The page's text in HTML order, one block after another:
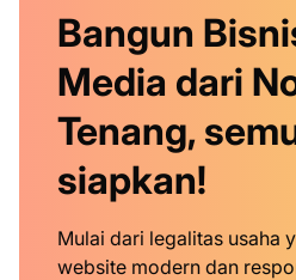
Bangun
Media dari
Tenang,
siapkan!
Mulai dari legalitas usaha
website modern dan